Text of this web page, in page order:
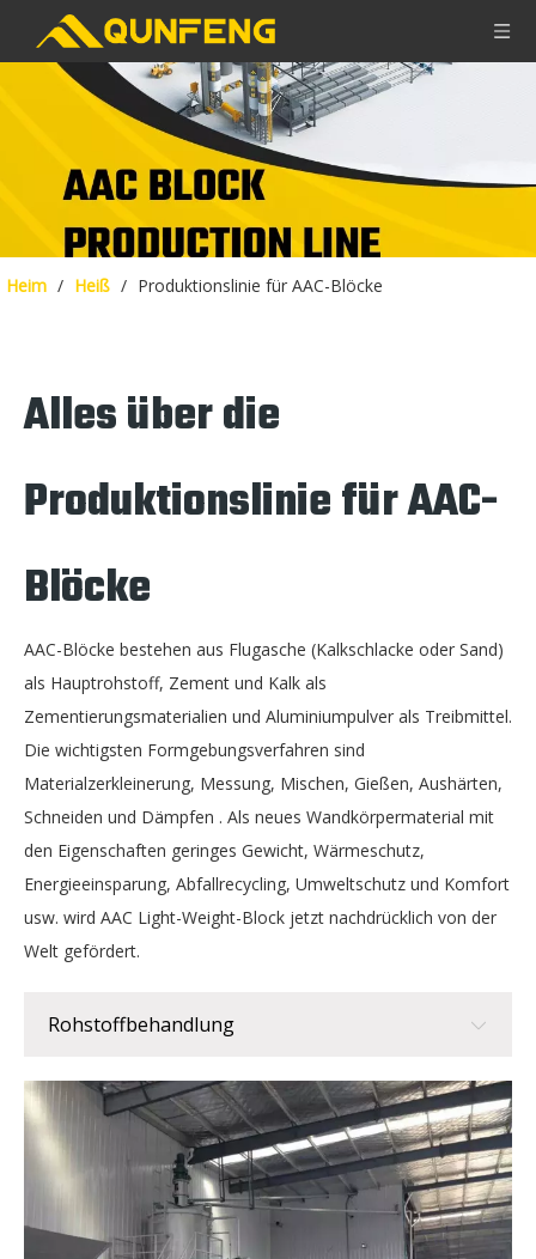
Heim / Heiß / Produktionslinie für AAC-Blöcke
Alles über die
Produktionslinie für AAC-
Blöcke
AAC-Blöcke bestehen aus Flugasche (Kalkschlacke oder Sand)
als Hauptrohstoff, Zement und Kalk als
Zementierungsmaterialien und Aluminiumpulver als Treibmittel.
Die wichtigsten Formgebungsverfahren sind
Materialzerkleinerung, Messung, Mischen, Gießen, Aushärten,
Schneiden und Dämpfen . Als neues Wandkörpermaterial mit
den Eigenschaften geringes Gewicht, Wärmeschutz,
Energieeinsparung, Abfallrecycling, Umweltschutz und Komfort
usw. wird AAC Light-Weight-Block jetzt nachdrücklich von der
Welt gefördert.
Rohstoffbehandlung
Rohstoffbehandlung
Dosieren und Gießen
Drehen & Schneiden